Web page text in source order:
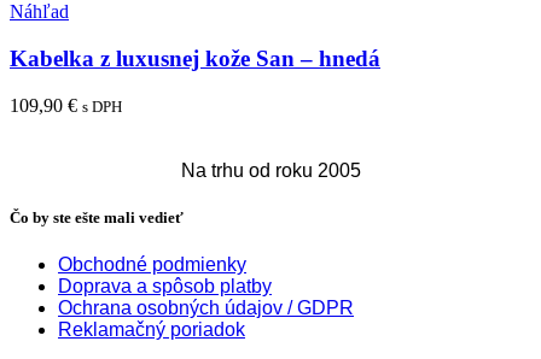
Náhľad
Kabelka z luxusnej kože San – hnedá
109,90 € s DPH
Na trhu od roku 2005
Čo by ste ešte mali vedieť
Obchodné podmienky
Doprava a spôsob platby
Ochrana osobných údajov / GDPR
Reklamačný poriadok